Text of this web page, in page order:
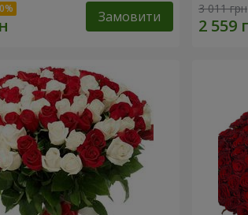
Замовити 3 011 грн